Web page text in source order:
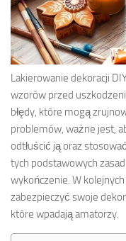
Lakierowanie dekoracji
wzorów przed
błędy, które mogą
problemów, ważne jest,
odtłuścić ją oraz
tych podstawowych
wykończenie. W
zabezpieczyć swoje
które wpadają amatorzy.